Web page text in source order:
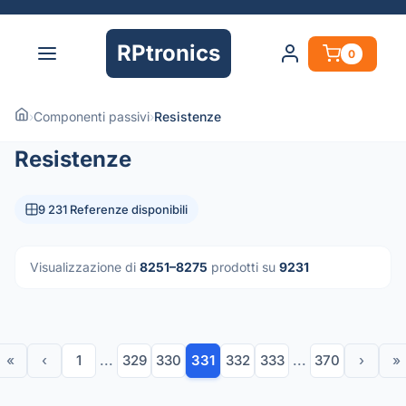
RPtronics 0
›Componenti passivi›Resistenze
Resistenze
9 231 Referenze disponibili
Visualizzazione di 8251–8275 prodotti su 9231
« ‹ 1 ... 329 330 331 332 333 ... 370 › »